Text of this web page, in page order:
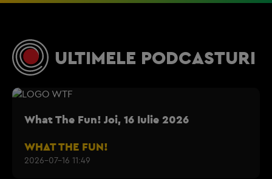
ULTIMELE PODCASTURI
What The Fun! Joi, 16 Iulie 2026
WHAT THE FUN!
2026-07-16 11:49